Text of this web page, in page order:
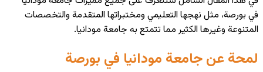
في بورصة، مثل نهجها التعليمي ومختبراتها المتقدمة والتخصصات
المتنوعة وغيرها الكثير مما تتمتع به جامعة مودانيا.
لمحة عن جامعة مودانيا في بورصة